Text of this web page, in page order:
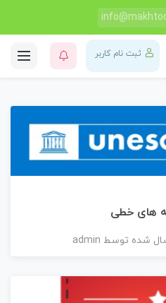
ثبت نام کاربر
های خطی
شده توسط admin